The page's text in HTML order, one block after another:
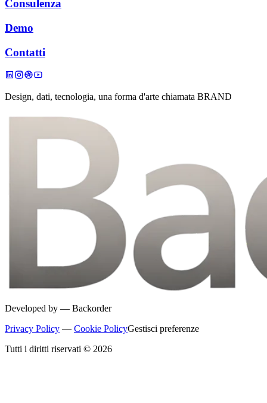
Consulenza
Demo
Contatti
Design, dati, tecnologia, una forma d'arte chiamata BRAND
Developed by — Backorder
Privacy Policy — Cookie PolicyGestisci preferenze
Tutti i diritti riservati © 2026